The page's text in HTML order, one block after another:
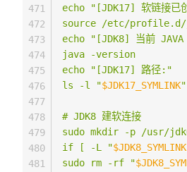
echo "[JDK17] 软链接已
source /etc/profile.d/
echo "[JDK8] 当前
java -version
echo "[JDK17] 路径:"
ls -l "$JDK17_SYMLINK"
# JDK8 建软连接
sudo mkdir -p /usr/
if [ -L "$JDK8_SYMLINK
sudo rm -rf "
471
472
473
474
475
476
477
478
479
480
481